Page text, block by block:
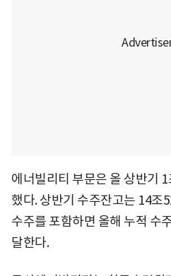
에너빌리티 부문은 올 상반기
했다. 상반기 수주잔고는 14조
수주를 포함하면 올해 누적 수
달한다.